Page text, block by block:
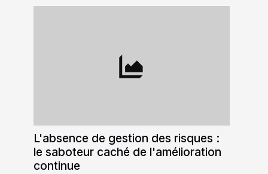
L'absence de gestion des risques :
le saboteur caché de l'amélioration
continue